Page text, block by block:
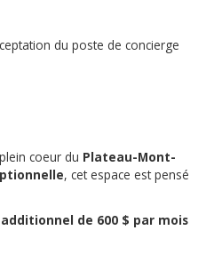
du poste de concierge
coeur du Plateau-Mont-
, cet espace est pensé
de 600 $ par mois